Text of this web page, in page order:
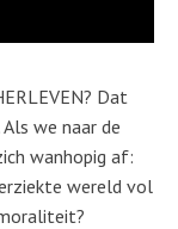
Dat
we naar de
wanhopig af:
wereld vol